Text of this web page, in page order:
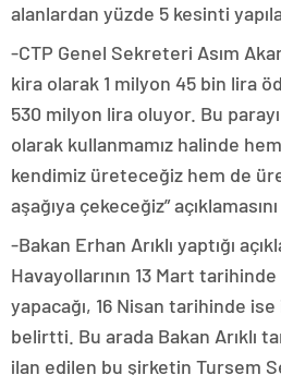
alanlardan yüzde 5 kesinti
-CTP Genel Sekreteri Asım
kira olarak 1 milyon 45 bin lira
530 milyon lira oluyor. Bu parayı
olarak kullanmamız halinde
kendimiz üreteceğiz hem de
aşağıya çekeceğiz” açıklamasını
-Bakan Erhan Arıklı yaptığı
Havayollarının 13 Mart
yapacağı, 16 Nisan tarihinde ise
belirtti. Bu arada Bakan Arıklı
ilan edilen bu şirketin Tursem